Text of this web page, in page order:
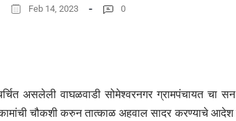
Feb 14, 2023 0
असलेली वाघळवाडी सोमेश्वरनगर ग्रामपंचायत
चौकशी करुन तात्काळ अहवाल सादर करण्याचे आदेश